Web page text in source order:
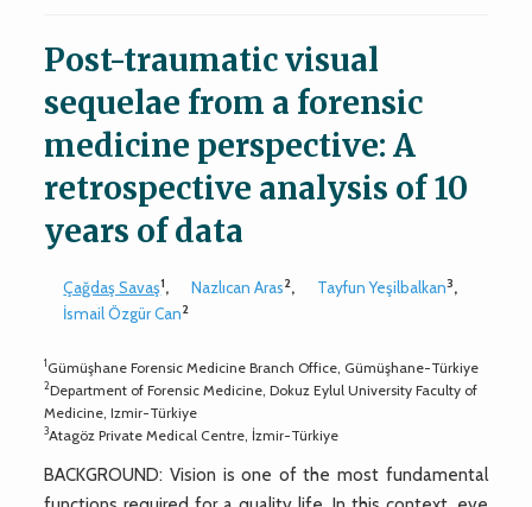
Post-traumatic visual
sequelae from a forensic
medicine perspective: A
retrospective analysis of 10
years of data
Çağdaş Savaş1, Nazlıcan Aras2, Tayfun Yeşilbalkan3,
İsmail Özgür Can2
1Gümüşhane Forensic Medicine Branch Office, Gümüşhane-Türkiye
2Department of Forensic Medicine, Dokuz Eylul University Faculty of
Medicine, Izmir-Türkiye
3Atagöz Private Medical Centre, İzmir-Türkiye
BACKGROUND: Vision is one of the most fundamental